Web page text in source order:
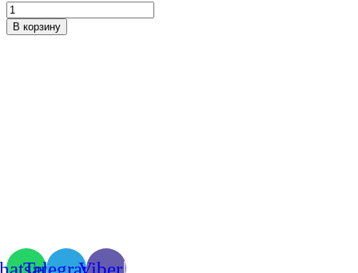
Количество
товара
Муфта
В корзину
TelegramViber